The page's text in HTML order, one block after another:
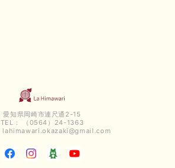
愛知県岡崎市連尺通2-15
TEL： （0564）24-1363
lahimawari.okazaki@gmail.com